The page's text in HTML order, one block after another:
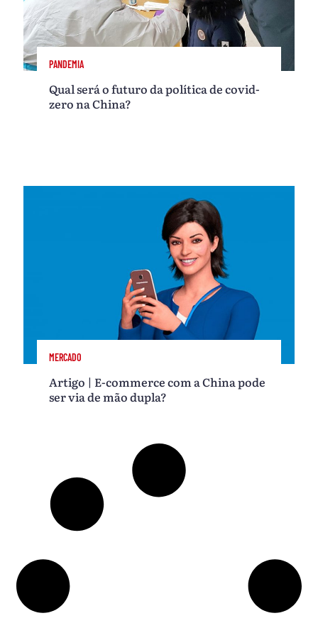
PANDEMIA
Qual será o futuro da política de covid-
zero na China?
MERCADO
Artigo | E-commerce com a China pode
ser via de mão dupla?